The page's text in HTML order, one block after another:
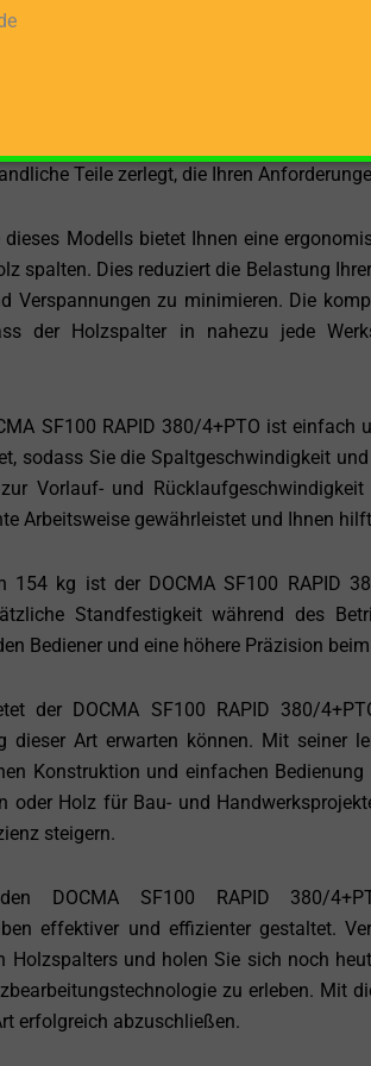
gewünschte Länge präzise zu erreichen.
380/4+PTO beeindruckt auch mit
das härteste Holz mühelos spalten kann.
bewältigt jede Aufgabe mit Präzision
Teile zerlegt, die Ihren
dieses Modells bietet Ihnen eine
spalten. Dies reduziert die Belastung
Verspannungen zu minimieren. Die
der Holzspalter in nahezu jede
SF100 RAPID 380/4+PTO ist einfach
sodass Sie die Spaltgeschwindigkeit
Vorlauf- und
Arbeitsweise gewährleistet und Ihnen
154 kg ist der DOCMA SF100 RAPID
Standfestigkeit während des
Bediener und eine höhere Präzision
der DOCMA SF100 RAPID 380/
dieser Art erwarten können. Mit seiner
Konstruktion und einfachen
oder Holz für Bau- und
steigern.
DOCMA SF100 RAPID 380/
effektiver und effizienter gestaltet.
Holzspalters und holen Sie sich noch
zu erleben. Mit
erfolgreich abzuschließen.